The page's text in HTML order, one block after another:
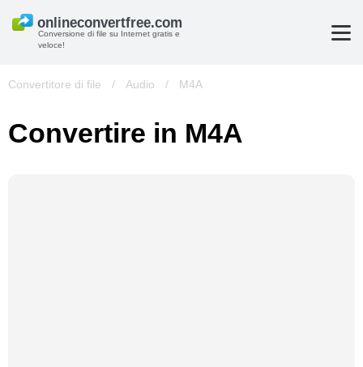
Conversione di file su Internet gratis e
veloce!
Convertitore di file / Audio / M4A
Convertire in M4A